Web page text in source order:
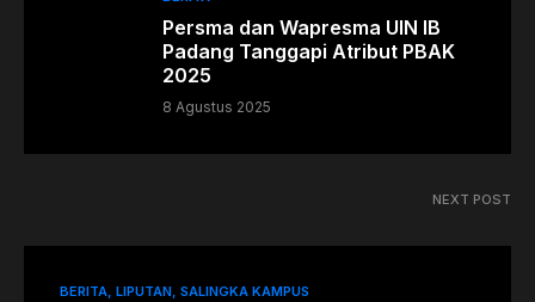
Persma dan Wapresma UIN IB
Padang Tanggapi Atribut PBAK
2025
8 Agustus 2025
NEXT POST
BERITA LIPUTAN SALINGKA KAMPUS